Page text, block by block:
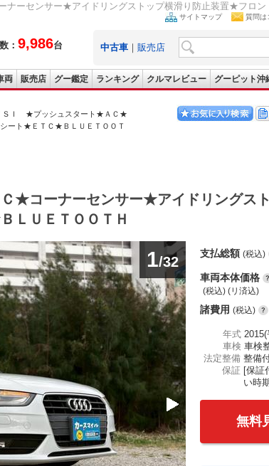
ーセンサー★アイドリングストップ横滑り防止装置★フロ
： 9,986台
サイトマップ 質問は
中古車 ｜ 販売店
両 販売店 グー鑑定 ランキング クルマレビュー グーピット沖
ＳＩ ★プッシュスタート★ＡＣ★
ート★ＥＴＣ★ＢＬＵＥＴＯＯＴ
★コーナーセンサー★アイドリングス
ＬＵＥＴＯＯＴＨ
1/32
支払総額 (税込)
車両本体価格
(税込) (リ済込)
諸費用 (税込)
年式
車検 車検
法定整備 整備
保証 [保証
い時
無料